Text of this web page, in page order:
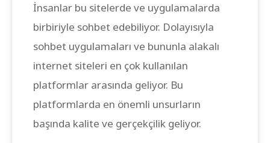
İnsanlar bu sitelerde ve uygulamalarda
birbiriyle sohbet edebiliyor. Dolayısıyla
sohbet uygulamaları ve bununla alakalı
internet siteleri en çok kullanılan
platformlar arasında geliyor. Bu
platformlarda en önemli unsurların
başında kalite ve gerçekçilik geliyor.